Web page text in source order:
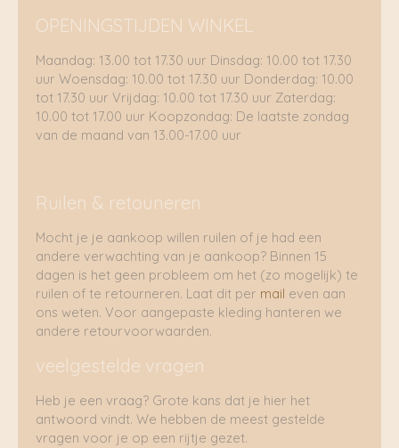
OPENINGSTIJDEN WINKEL
Maandag: 13.00 tot 17.30 uur Dinsdag: 10.00 tot 17.30
uur Woensdag: 10.00 tot 17.30 uur Donderdag: 10.00
tot 17.30 uur Vrijdag: 10.00 tot 17.30 uur Zaterdag:
10.00 tot 17.00 uur Koopzondag: De laatste zondag
van de maand van 13.00-17.00 uur
Ruilen & retouneren
Mocht je je aankoop willen ruilen of je had een
andere verwachting van je aankoop? Binnen 15
dagen is het geen probleem om het (zo mogelijk) te
ruilen of te retourneren. Laat dit per mail even aan
ons weten. Voor aangepaste kleding hanteren we
andere retourvoorwaarden.
veelgestelde vragen
Heb je een vraag? Grote kans dat je hier het
antwoord vindt. We hebben de meest gestelde
vragen voor je op een rijtje gezet.